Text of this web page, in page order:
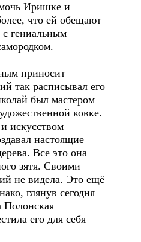
Иришке и
что ей обещают
с гениальным
приносит
так расписывал его
был мастером
ковке.
искусством
настоящие
Все это она
зятя. Своими
не видела. Это ещё
глянув сегодня
Полонская
его для себя